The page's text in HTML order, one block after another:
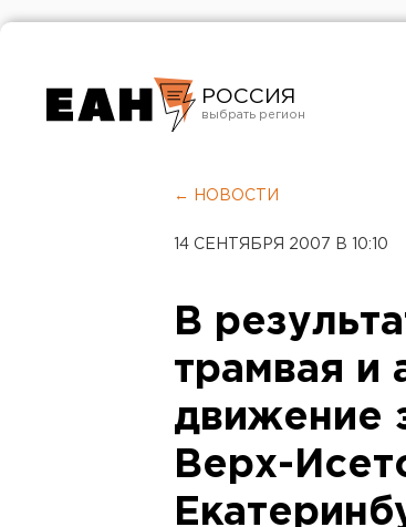
РОССИЯ
Челябинск
← НОВОСТИ
14 СЕНТЯБРЯ 2007 В 10:10
В
трамвая и
движение
Верх-